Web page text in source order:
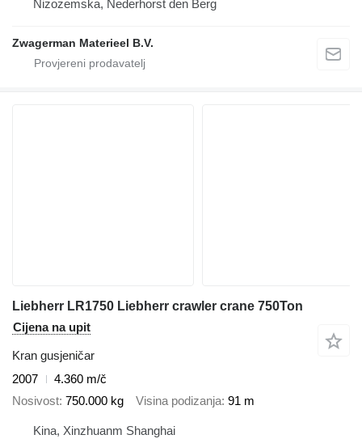
Nizozemska, Nederhorst den Berg
Zwagerman Materieel B.V.
Liebherr LR1750 Liebherr crawler crane 750Ton
Cijena na upit
Kran gusjeničar
2007
4.360 m/č
Nosivost 750.000 kg Visina podizanja 91 m
Kina, Xinzhuanm Shanghai